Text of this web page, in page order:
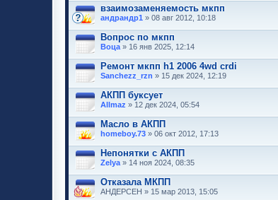
взаимозаменяемость мкпп
андрандр1 » 08 авг 2012, 10:18
Вопрос по мкпп
Воца » 16 янв 2025, 12:14
Ремонт мкпп h1 2006 4wd crdi
Sanchezz_rzn » 15 дек 2024, 12:19
АКПП буксует
Allmaz » 12 дек 2024, 05:54
Масло в АКПП
homeboy.73 » 06 окт 2012, 17:13
Непонятки с АКПП
Zelya » 14 ноя 2024, 08:35
Отказала МКПП
АНДЕРСЕН » 15 мар 2013, 15:05